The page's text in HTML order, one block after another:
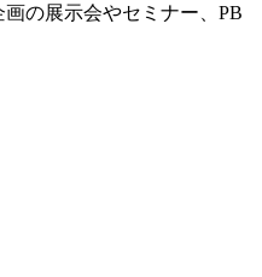
の展示会やセミナー、PB